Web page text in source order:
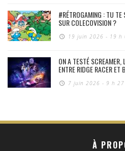
#RÉTROGAMING : TU
SUR COLECOVISION ?
19 juin 2026 - 19 h
ON A TESTÉ
ENTRE RIDGE RACER ET
7 juin 2026 - 9 h 27
À